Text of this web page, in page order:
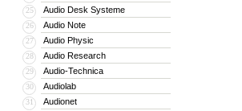
25 Audio Desk Systeme
26 Audio Note
27 Audio Physic
28 Audio Research
29 Audio-Technica
30 Audiolab
31 Audionet